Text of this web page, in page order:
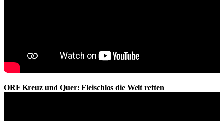
ORF Kreuz und Quer: Fleischlos die Welt retten